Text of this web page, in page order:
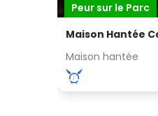
Peur sur le Parc
Maison Hantée
Maison hantée